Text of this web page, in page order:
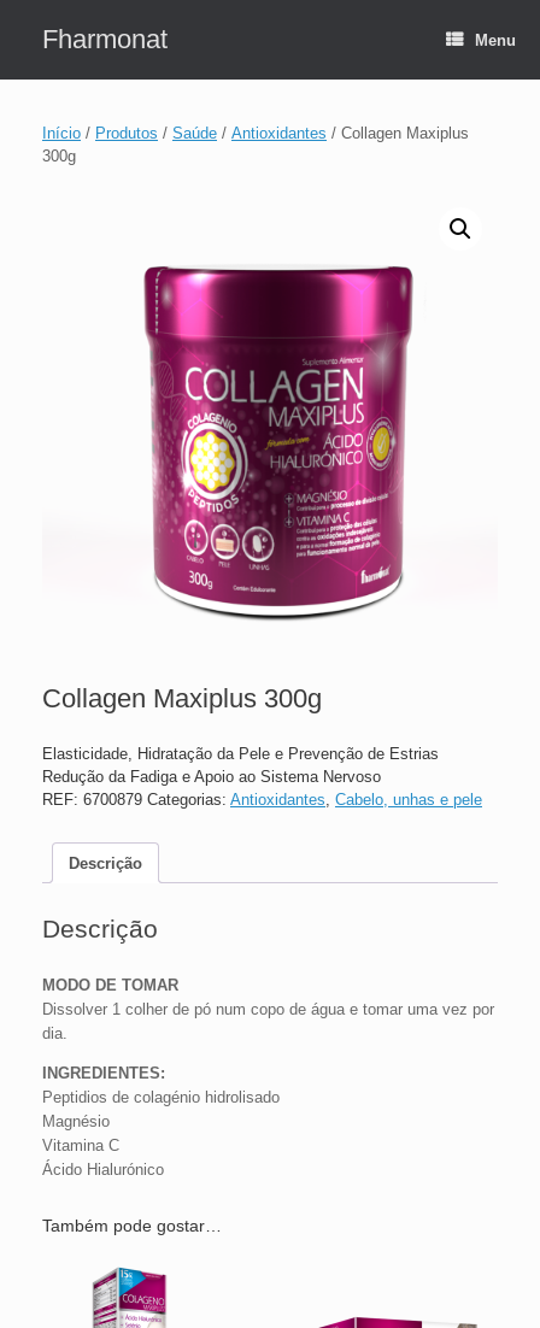
Fharmonat Menu
Início / Produtos / Saúde / Antioxidantes / Collagen Maxiplus
300g
Collagen Maxiplus 300g
Elasticidade, Hidratação da Pele e Prevenção de Estrias
Redução da Fadiga e Apoio ao Sistema Nervoso
REF: 6700879 Categorias: Antioxidantes, Cabelo, unhas e pele
Descrição
Descrição
MODO DE TOMAR
Dissolver 1 colher de pó num copo de água e tomar uma vez por
dia.
INGREDIENTES:
Peptidios de colagénio hidrolisado
Magnésio
Vitamina C
Ácido Hialurónico
Também pode gostar…